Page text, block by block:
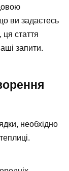
ви задаєтесь
ця стаття
запити.
необхідно